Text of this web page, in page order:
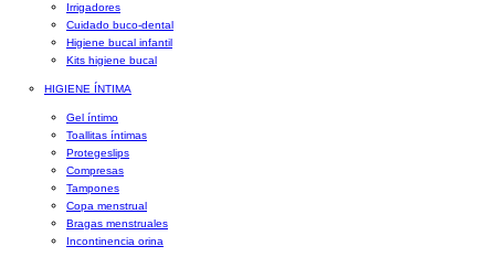
Irrigadores
Cuidado buco-dental
Higiene bucal infantil
Kits higiene bucal
HIGIENE ÍNTIMA
Gel íntimo
Toallitas íntimas
Protegeslips
Compresas
Tampones
Copa menstrual
Bragas menstruales
Incontinencia orina